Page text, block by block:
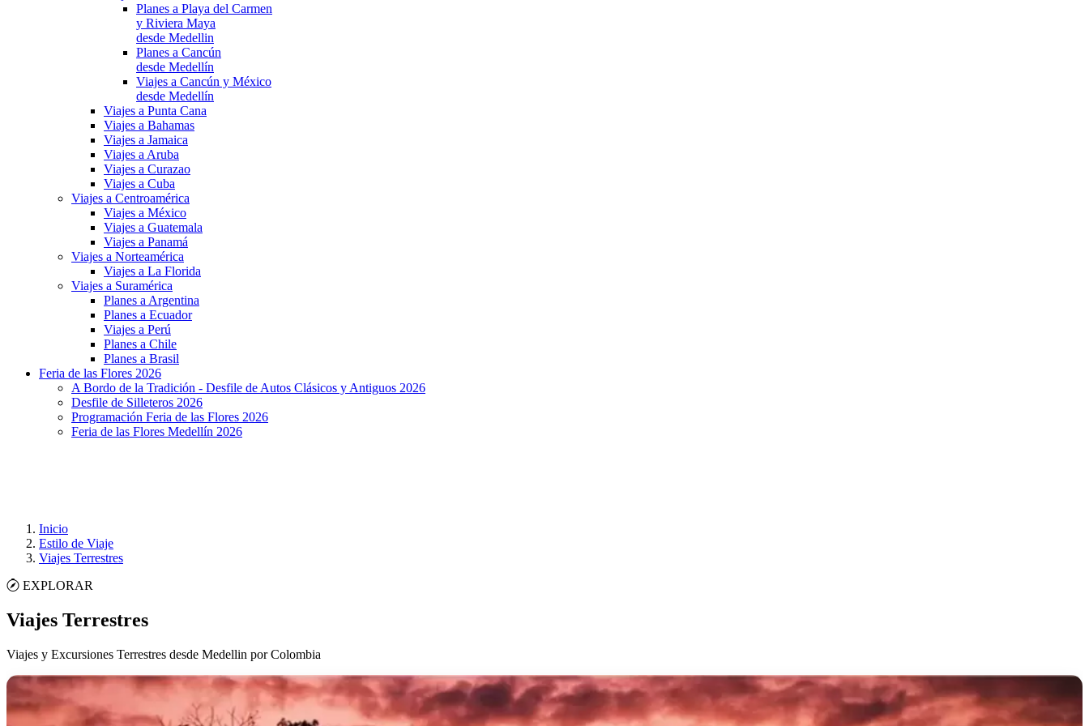
Planes a Playa del Carmen
y Riviera Maya
desde Medellin
Planes a Cancún
desde Medellín
Viajes a Cancún y México
desde Medellín
Viajes a Punta Cana
Viajes a Bahamas
Viajes a Jamaica
Viajes a Aruba
Viajes a Curazao
Viajes a Cuba
Viajes a Centroamérica
Viajes a México
Viajes a Guatemala
Viajes a Panamá
Viajes a Norteamérica
Viajes a La Florida
Viajes a Suramérica
Planes a Argentina
Planes a Ecuador
Viajes a Perú
Planes a Chile
Planes a Brasil
Feria de las Flores 2026
A Bordo de la Tradición - Desfile de Autos Clásicos y Antiguos 2026
Desfile de Silleteros 2026
Programación Feria de las Flores 2026
Feria de las Flores Medellín 2026
Inicio
Estilo de Viaje
Viajes Terrestres
EXPLORAR
Viajes Terrestres
Viajes y Excursiones Terrestres desde Medellin por Colombia